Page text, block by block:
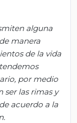
alguna
manera
de la vida
por medio
ser las rimas y
acuerdo a la